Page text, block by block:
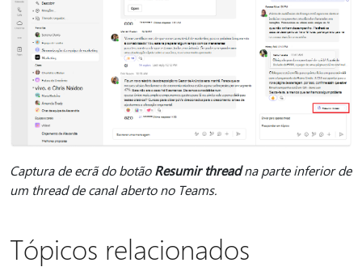
Captura de ecrã do botãoResumir threadna parte inferior de
um thread de canal aberto no Teams.
Tópicos relacionados